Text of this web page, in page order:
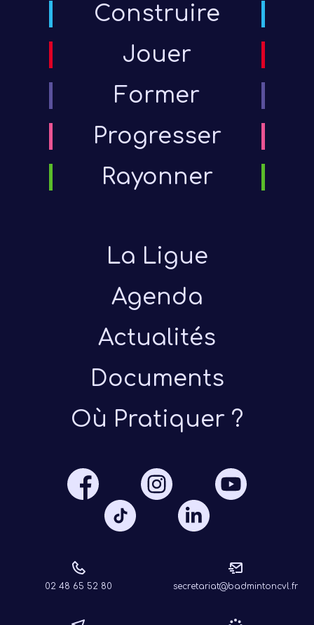
Construire
Jouer
Former
Progresser
Rayonner
La Ligue
Agenda
Actualités
Documents
Où Pratiquer ?
02 48 65 52 80 secretariat@badmintoncvl.fr